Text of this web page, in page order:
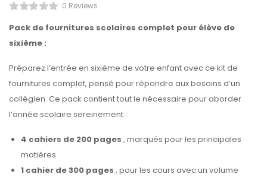
0 Reviews
Pack de fournitures scolaires complet pour élève de
sixième :
Préparez l’entrée en sixième de votre enfant avec ce kit de
fournitures complet, pensé pour répondre aux besoins d’un
collégien. Ce pack contient tout le nécessaire pour aborder
l’année scolaire sereinement :
4 cahiers de 200 pages , marqués pour les principales
matières.
1 cahier de 300 pages , pour les cours avec un volume